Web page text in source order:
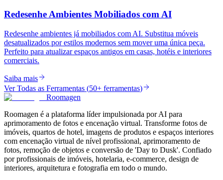
Redesenhe Ambientes Mobiliados com AI
Redesenhe ambientes já mobiliados com AI. Substitua móveis
desatualizados por estilos modernos sem mover uma única peça.
Perfeito para atualizar espaços antigos em casas, hotéis e interiores
comerciais.
Saiba mais
Ver Todas as Ferramentas (50+ ferramentas)
Roomagen
Roomagen é a plataforma líder impulsionada por AI para
aprimoramento de fotos e encenação virtual. Transforme fotos de
imóveis, quartos de hotel, imagens de produtos e espaços interiores
com encenação virtual de nível profissional, aprimoramento de
fotos, remoção de objetos e conversão de 'Day to Dusk'. Confiado
por profissionais de imóveis, hotelaria, e-commerce, design de
interiores, arquitetura e fotografia em todo o mundo.